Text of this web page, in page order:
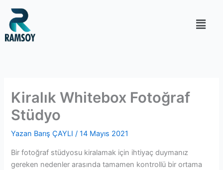
atla
Kiralık Whitebox Fotoğraf
Stüdyo
Yazan Barış ÇAYLI/14 Mayıs 2021
Bir fotoğraf stüdyosu kiralamak için ihtiyaç duymanız
gereken nedenler arasında tamamen kontrollü bir ortama